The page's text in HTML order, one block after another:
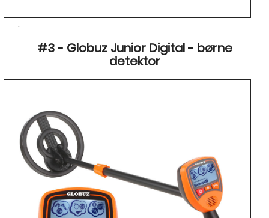
.
#3 - Globuz Junior Digital - børne
detektor